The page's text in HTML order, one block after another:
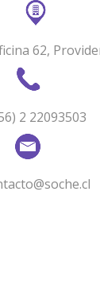
62,
2 22093503